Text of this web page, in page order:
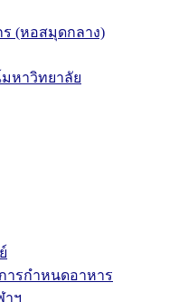
(หอสมุดกลาง)
หาวิทยาลัย
ารกำหนดอาหาร
าฯ